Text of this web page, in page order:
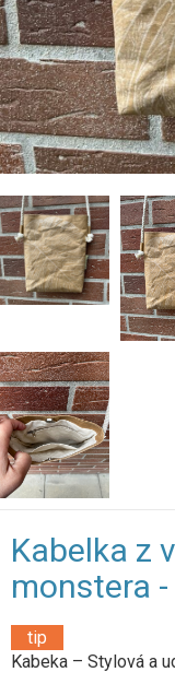
Kabelka z
monstera
tip
Kabeka – Stylová a